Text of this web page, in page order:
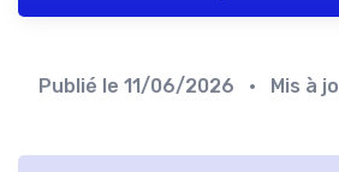
Publié le 11/06/2026 • Mis à